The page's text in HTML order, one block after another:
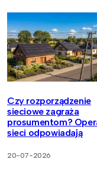
Czy rozporządzenie
sieciowe zagraża
prosumentom?
sieci odpowiadają
20-07-2026